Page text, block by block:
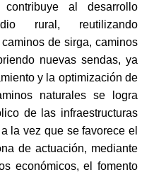
al desarrollo
rural, reutilizando
de sirga, caminos
nuevas sendas, ya
y la optimización de
naturales se logra
de las infraestructuras
la vez que se favorece el
de actuación, mediante
económicos, el fomento